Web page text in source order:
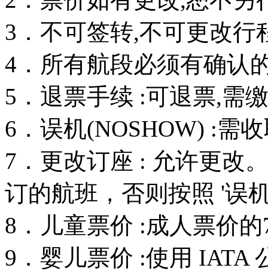
3．不可签转,不可更改行
4．所有航段必须有确认
5．退票手续 :可退票,需
6．误机(NOSHOW) :需
7．更改订座 : 允许更改
订的航班，否则按照 '误
8．儿童票价 :成人票价的
9．婴儿票价 :使用 IATA